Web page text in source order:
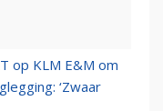
op KLM E&M om
‘Zwaar